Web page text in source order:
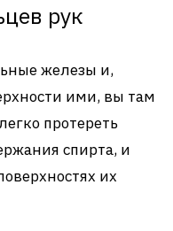
рук
железы и,
ими, вы там
протереть
спирта, и
их